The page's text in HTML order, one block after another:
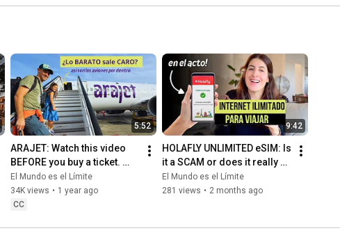
5:52
ARAJET: Watch this video
BEFORE you buy a ticket.
What no one tells you.
El Mundo es el Límite
34K views • 1 year ago
CC
9:42
HOLAFLY UNLIMITED eSIM: Is
it a SCAM or does it really
work?
El Mundo es el Límite
281 views • 2 months ago